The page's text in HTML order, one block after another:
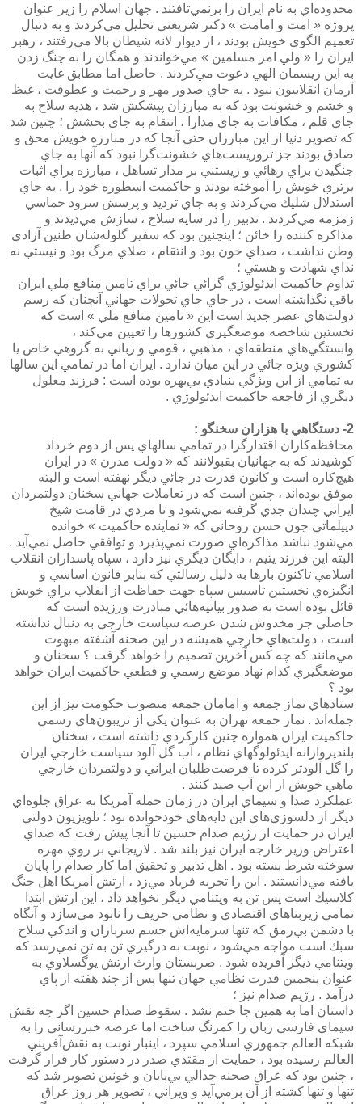
محدوده‌اي به نام ايران را برنمي‌تافتند . جهان اسلام را زير عنوان
پروژه « امت و امامت » دكتر شريعتي تحليل مي‌كردند و به دنبال
تعميم الگوي خويش بودند ، از ديوار لانه شيطان بالا مي‌رفتند ، رهبر
ايران را « ولي امر مسلمين » مي‌خواندند و همگان را به چنگ زدن
به اين ريسمان الهي دعوت مي‌كردند . حاصل اما مطابق غايت
آرمان انقلابيون نبود . به جاي صدور مهر و رحمت و عطوفت ،‌ غيظ
و خشم و خشونت بود كه به مبارزان پيشكش شد ، هديه سلاح به
جاي قلم ، مكافات به جاي مدارا ، انتقام به جاي بخشش ؛ چنين شد
كه تصوير دنيا از اين مبارزان حتي آنجا كه در مبارزه خويش محق و
صادق بودند جز تروريست‌هاي خشونت‌گرا نبود كه آنها به جاي
جنگيدن براي رهائي و زيستني بر مدار تساهل ،‌ مبارزه براي اثبات
برتري خويش را آموخته بودند و حاكميت اسطوره خود را . به جاي
استدلال شليك مي‌كردند و به جاي ترديد و پرسش سرود حماسي
زمزمه مي‌كردند . تدبير را در سايه سلاح ، سازش مي‌ديدند و
مذاكره كننده را خائن ؛ اينچنين بود كه سفير گلوله‌شان طنين آزادي
وطن نداشت ، صداي خون بود و انتقام ، صلاي مرگ بود و نيستي نه
نداي شهادت و هستي ؛
تداوم حاكميت ايدئولوژي گرائي جائي براي تامين منافع ملي ايران
باقي نگذاشته است ، در جاي جاي تحولات جهاني آنچنان كه رسم
دولت‌هاي عصر جديد است اين « تامين منافع ملي » است كه
نخستين شاخصه موضعگيري كشورها را تعيين مي‌كند ،
وابستگي‌هاي منطقه‌اي ، مذهبي ، قومي و زباني به گروهي خاص يا
كشوري ويژه جائي در اين ميان ندارد . ايران اما در تمامي اين سالها
به تمامي از اين ويژگي بنيادي بي‌بهره بوده است : فرزند معلول
ديگري از فاجعه حاكميت ايدئولوژي .
2- دستگاهي با هزاران سخنگو :
محافظه‌كاران اقتدارگرا در تمامي سالهاي پس از دوم خرداد
كوشيدند كه به جهانيان بقبولانند كه « دولت مدرن » در ايران
هيچ‌كاره است و كانون قدرت در جائي ديگر نهفته است و البته
موفق بوده‌اند ، چنين است كه در تعاملات جهاني سخنان دولتمردان
ايراني چندان جدي گرفته نمي‌شود و تا مردي در قامت شيخ
ديپلماتي چون حسن روحاني كه « نماينده حاكميت » خوانده
مي‌شود نباشد مذاكره‌اي صورت نمي‌پذيرد و توافقي حاصل نمي‌آيد .
البته اين فرزند يتيم ، دايگان ديگري نيز دارد ، ‌سپاه پاسداران انقلاب
اسلامي تاكنون بارها به دليل رسالتي كه بنابر قانون اساسي و
انگيزه‌ي نخستين تاسيس سپاه جهت حفاظت از انقلاب براي خويش
قائل بوده است به صدور بيانيه‌هائي مبادرت ورزيده است كه
حاصلي جز مخدوش شدن عرصه سياست خارجي به دنبال نداشته
است ،‌ دولت‌هاي خارجي هميشه در اين صحنه آشفته مبهوت
مي‌مانند كه چه كس آخرين تصميم را خواهد گرفت ؟‌ سخنان و
موضعگيري كدام نهاد موضع رسمي و قطعي حاكميت ايران خواهد
بود ؟
ستادهاي نماز جمعه و امامان جمعه منصوب حكومت نيز از اين
جمله‌اند . نماز جمعه تهران به عنوان يكي از تريبون‌هاي رسمي
حاكميت ايران همواره چنين كاركردي داشته است ، سخنان
بلندپروازانه ايدئولوگهاي نظام ، آب گل آلود سياست خارجي ايران
را گل آلودتر كرده تا فرصت‌طلبان ايراني و دولتمردان خارجي
ماهي خويش از اين آب صيد كنند .
عملكرد صدا و سيماي ايران در زمان حمله آمريكا به عراق جلوه‌اي
ديگر از دلسوزي‌هاي اين دايه‌هاي خودخوانده بود ؛ تلويزيون دولتي
ايران در حمايت از رژيم صدام حسين تا آنجا پيش رفت كه صداي
اعتراض وزير خارجه ايران نيز بلند شد . لاريجاني بر روي مهره
سوخته شرط بسته بود . اهل تدبير و تحقيق اما كار صدام را پايان
يافته مي‌دانستند . اين را تجربه فرياد مي‌زد ، ارتش آمريكا اهل جنگ
كلاسيك است پس تن به ويتنامي ديگر نخواهد داد ، اين ارتش ابتدا
تمامي زيربناهاي اقتصادي و نظامي حريف را نابود مي‌سازد و آنگاه
با دشمن بي‌رمق كه تنها سرمايه‌اش جسم سربازان و اندكي سلاح
سبك است مواجه مي‌شود ، نوبت به درگيري تن به تن نمي‌رسد كه
ويتنامي ديگر آفريده شود . صربستان وارث ارتش يوگسلاوي به
عنوان پنجمين قدرت نظامي جهان تنها پس از چند هفته از پاي
درآمد . رژيم صدام نيز ؛
داستان اما به همين جا ختم نشد . سقوط صدام حسين اگر چه نقش
سيماي فارسي زبان را كمرنگ ساخت اما عرصه خبررساني را به
شبكه العالم جمهوري اسلامي سپرد ، اينبار نوبت به نقش‌آفريني
العالم رسيده بود ، حمايت از مقتدي صدر در دستور كار قرار گرفت
، چنين بود كه عراق صحنه جدالي بي‌پايان و خونين تصوير شد كه
تنها و تنها كشته از آن برمي‌آيد و ويراني ، تصوير هر روز عراق